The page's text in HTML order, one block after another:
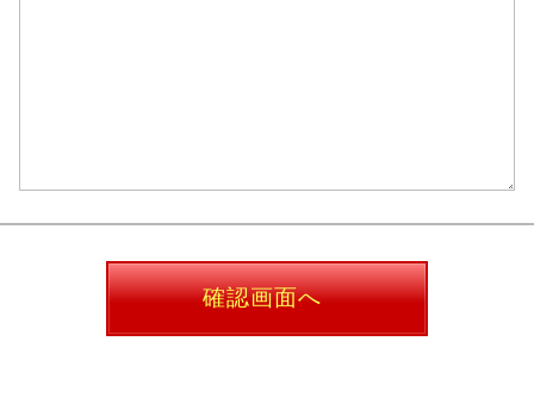
確認画面へ